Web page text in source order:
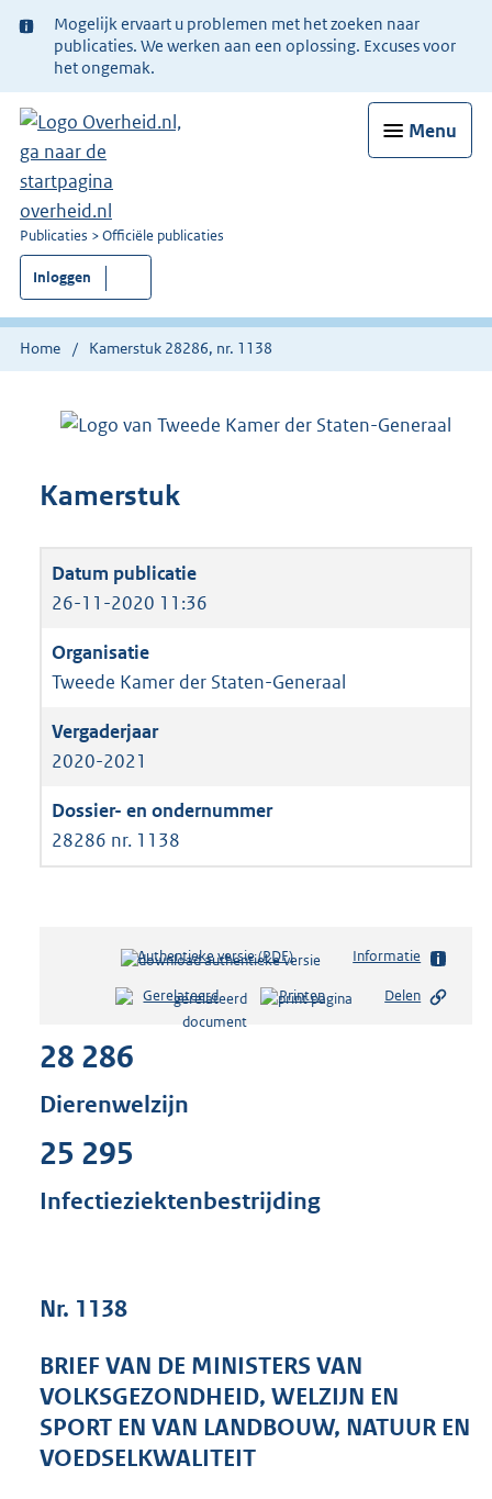
Ter
informatie:
Mogelijk ervaart u problemen met het zoeken naar
publicaties. We werken aan een oplossing. Excuses voor
het ongemak.
Menu
U
bent
nu
hier:
Publicaties Officiële publicaties
Inloggen
Home Kamerstuk 28286, nr. 1138
Kamerstuk
26-11-2020 11:36
Tweede Kamer der Staten-Generaal
2020-2021
28286 nr. 1138
Authentieke versie (PDF)b
s
o
K
b
Informatie
Gerelateerd Printen Delen
28 286
Dierenwelzijn
25 295
Infectieziektenbestrijding
Nr. 1138
BRIEF VAN DE MINISTERS VAN
VOLKSGEZONDHEID, WELZIJN EN
SPORT EN VAN LANDBOUW, NATUUR EN
VOEDSELKWALITEIT